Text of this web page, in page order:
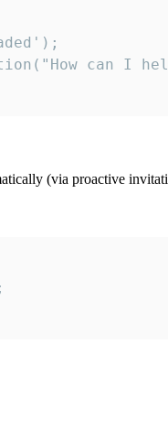
can I
(via proactive